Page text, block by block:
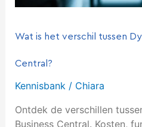
Wat is het verschil tussen
Central?
Kennisbank/ Chiara
Ontdek de verschillen
Business Central. Kosten,